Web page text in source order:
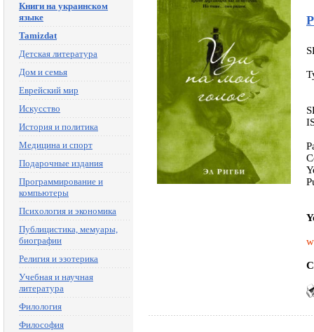
Книги на украинском
языке
Tamizdat
Детская литература
Дом и семья
Еврейский мир
Искусство
История и политика
Медицина и спорт
Подарочные издания
Программирование и
компьютеры
Психология и экономика
Публицистика, мемуары,
биографии
Религия и эзотерика
Учебная и научная
литература
Филология
Философия